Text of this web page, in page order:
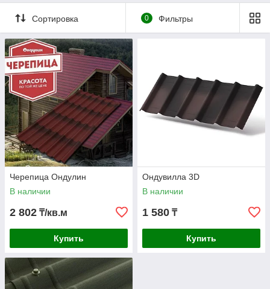
Как выбрать материал для крыши
всегда связано с важным вопросом — какой
кровельный материал выбрать. От качества крыши
зависит долговечность всего здания, комфорт
проживания и защита от неблагоприятных погодных
условий.
Компания«Мир Кровли и Фасада» в Астане
предлагает широкий ассортимент кровельных
решений:металлочерепицу, мягкую кровлю,
листы ондулина и гибкую черепицу
материалы отличаются прочностью, долговечностью
и эстетичным внешним видом, поэтому каждый
И НАДЁЖНОСТЬ
Сортировка 0 Фильтры
Черепица Ондулин
В наличии
2 802 ₸/кв.м
Купить
Ондувилла 3D
В наличии
1 580 ₸
Купить